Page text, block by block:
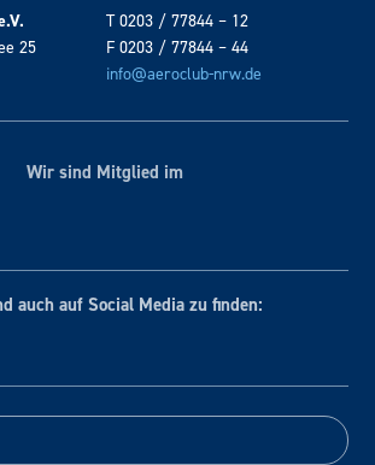
25
T 0203 / 77844 – 12
F 0203 / 77844 – 44
info@aeroclub-nrw.de
Wir sind Mitglied im
auch auf Social Media zu finden: